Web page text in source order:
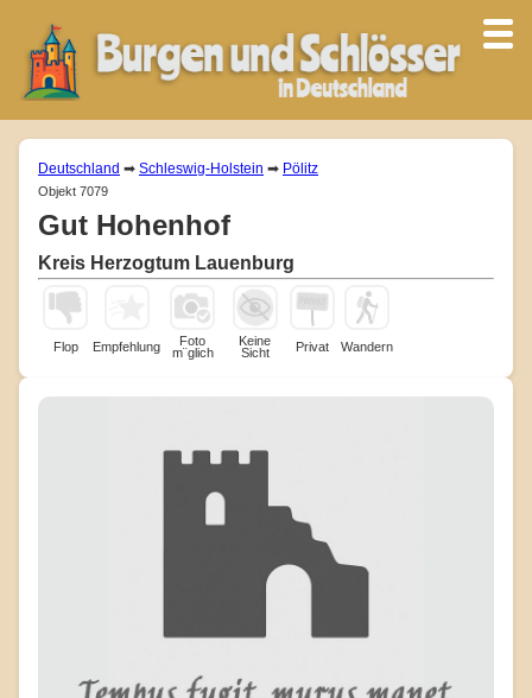
Deutschland ➡ Schleswig-Holstein ➡ Pölitz
Objekt 7079
Gut Hohenhof
Kreis Herzogtum Lauenburg
Flop Empfehlung
Foto
m¨glich
Keine
Sicht
Privat Wandern